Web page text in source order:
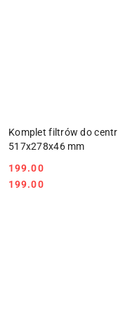
Komplet filtrów do
517x278x46 mm
Cena:
199.00
Cena:
199.00